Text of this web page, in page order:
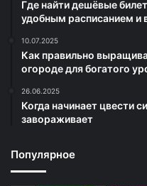
Где найти дешёвые
удобным расписанием и
10.07.2025
Как правильно
огороде для богатого
26.06.2025
Когда начинает цвести
завораживает
Популярное